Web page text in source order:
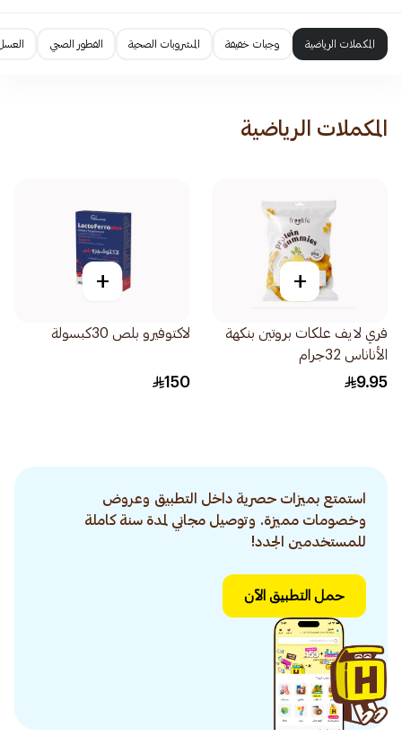
المكملات الرياضية وجبات خفيفة المشروبات الصحية الفطور الصحي
المكملات الرياضية
+
فري لايف علكات بروتين بنكهة
الأناناس 32جرام
9.95
+
لاكتوفيرو بلص 30كبسولة
150
استمتع بميزات حصرية داخل التطبيق وعروض
وخصومات مميزة. وتوصيل مجاني لمدة سنة كاملة
للمستخدمين الجدد!
حمل التطبيق الآن